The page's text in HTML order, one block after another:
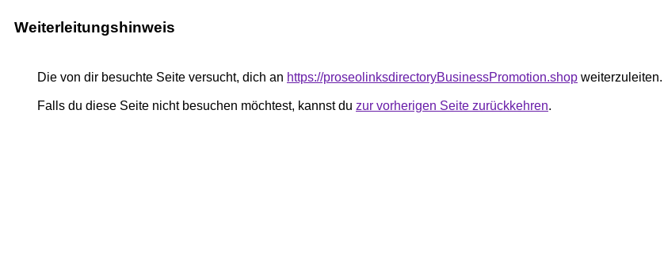
Weiterleitungshinweis
Die von dir besuchte Seite versucht, dich an https://proseolinksdirectoryBusinessPromotion.shop weiterzuleiten.
Falls du diese Seite nicht besuchen möchtest, kannst du zur vorherigen Seite zurückkehren.